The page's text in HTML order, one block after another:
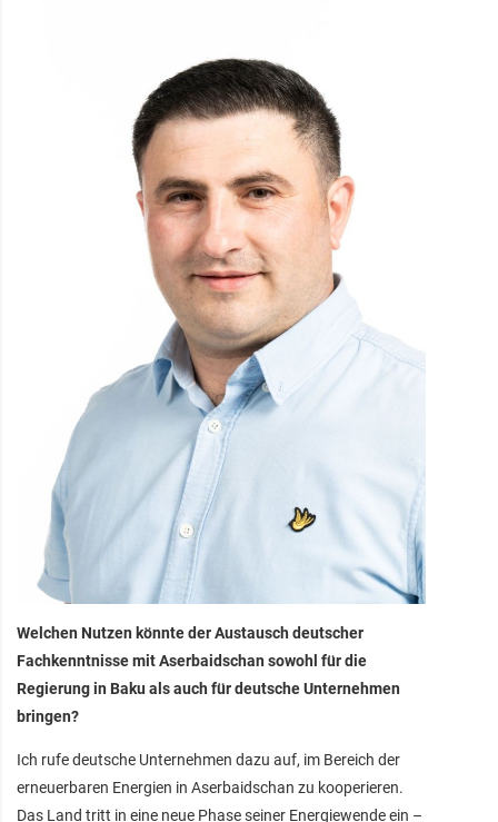
Welchen Nutzen könnte der Austausch deutscher
Fachkenntnisse mit Aserbaidschan sowohl für die
Regierung in Baku als auch für deutsche Unternehmen
bringen?
Ich rufe deutsche Unternehmen dazu auf, im Bereich der
erneuerbaren Energien in Aserbaidschan zu kooperieren.
Das Land tritt in eine neue Phase seiner Energiewende ein –